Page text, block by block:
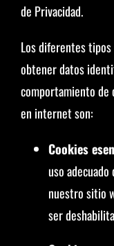
de Privacidad.
Los diferentes
obtener datos
comportamiento
en internet son:
Cookies
uso
nuestro sitio
ser